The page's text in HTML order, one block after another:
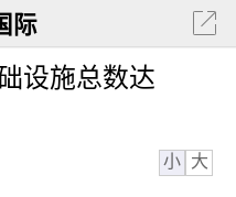
际
设施总数达
小 大